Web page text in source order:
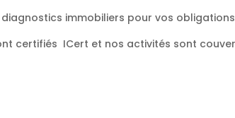
immobiliers pour vos
certifiés ICert et nos activités sont